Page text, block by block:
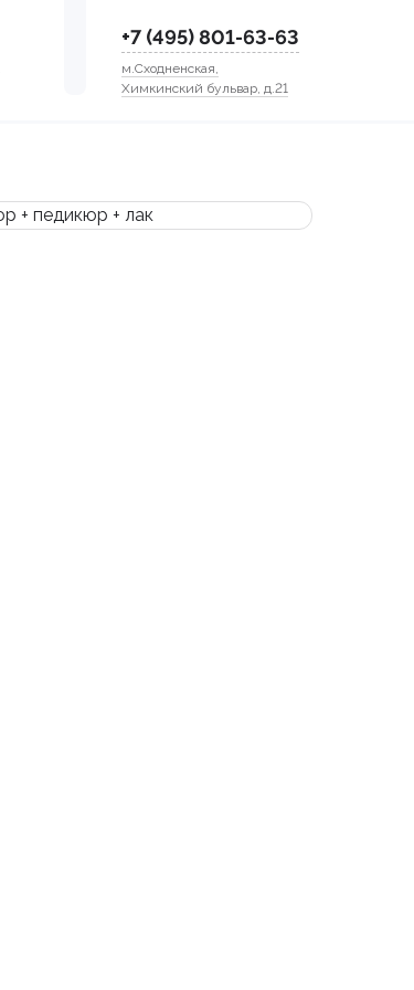
+7 (495) 801-63-63
м.Сходненская,
Химкинский бульвар, д.21